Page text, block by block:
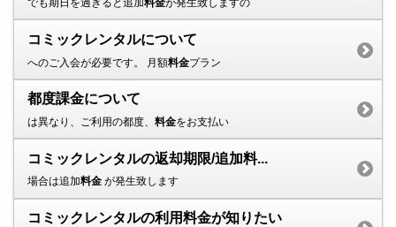
でも期日を過ぎると追加料金が発生致しますの
コミックレンタルについて
へのご入会が必要です。 月額料金プラン
都度課金について
は異なり、ご利用の都度、 料金をお支払い
コミックレンタルの返却期限/追加料...
場合は追加料金 が発生致します
コミックレンタルの利用料金が知りたい